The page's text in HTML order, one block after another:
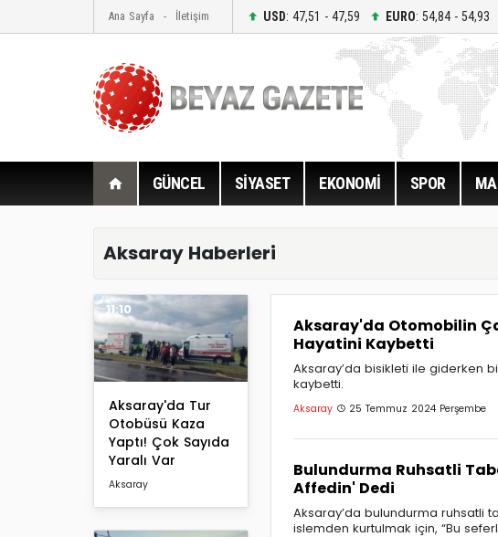
Ana Sayfa İletişim USD: 47,51 - 47,59 EURO: 54,84 - 54,93
GÜNCEL SİYASET EKONOMİ SPOR
Aksaray Haberleri
11:10
Aksaray'da Tur
Otobüsü Kaza
Yaptı! Çok Sayıda
Yaralı Var
Aksaray
Aksaray'da Otomobilin
Hayatini Kaybetti
Aksaray’da bisikleti ile giderken
kaybetti.
Aksaray 25 Temmuz 2024 Perşembe
Bulundurma Ruhsatli
Affedin' Dedi
Aksaray’da bulundurma ruhsatli
islemden kurtulmak için, “Bu